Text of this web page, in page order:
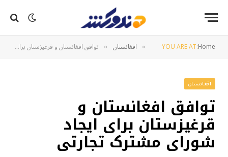
YOU ARE AT:Home
» افغانستان » توافق افغانستان و قرغیزستان برای ایجاد شورای مشترک تجارتی
افغانستان
توافق افغانستان و
قرغیزستان برای ایجاد
شورای مشترک تجارتی